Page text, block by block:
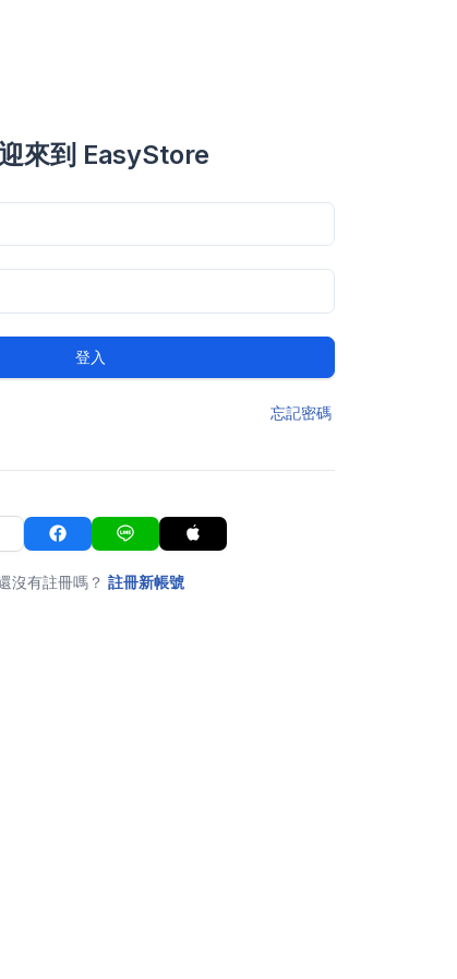
來到 EasyStore
登入
忘記密碼
沒有註冊嗎？ 註冊新帳號